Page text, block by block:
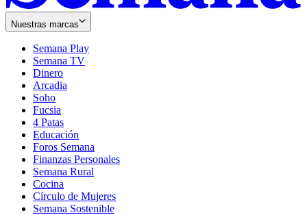
Nuestras marcas
Semana Play
Semana TV
Dinero
Arcadia
Soho
in
new
window
Fucsia
in
new
window
4 Patas
Educación
Foros Semana
Finanzas Personales
Semana Rural
Cocina
Círculo de Mujeres
Semana Sostenible